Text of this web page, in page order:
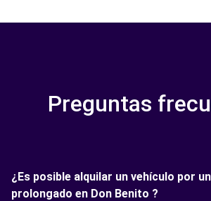
Preguntas
¿Es posible alquilar un vehículo por
prolongado en Don Benito ?